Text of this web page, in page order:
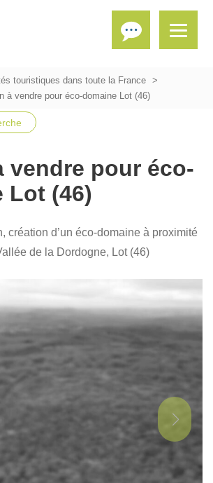
touristiques dans toute la France
à vendre pour éco-domaine Lot (46)
vendre pour éco-
Lot (46)
création d’un éco-domaine à proximité
de la Dordogne, Lot (46)